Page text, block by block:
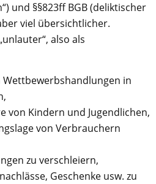
und §§823ff BGB (deliktischer
viel übersichtlicher.
also als
in
von Kindern und Jugendlichen,
von Verbrauchern
zu verschleiern,
Geschenke usw. zu